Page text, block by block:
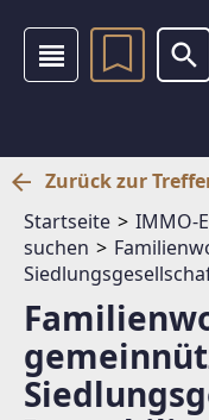
Zurück zur
Startseite
IMMO-
suchen